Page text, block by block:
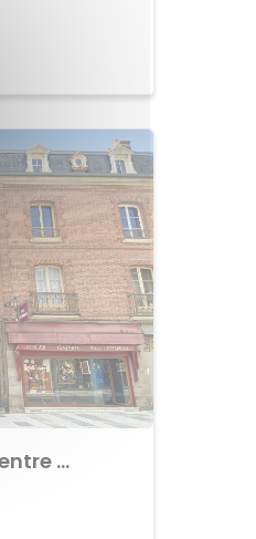
Achat Appartement centre ville